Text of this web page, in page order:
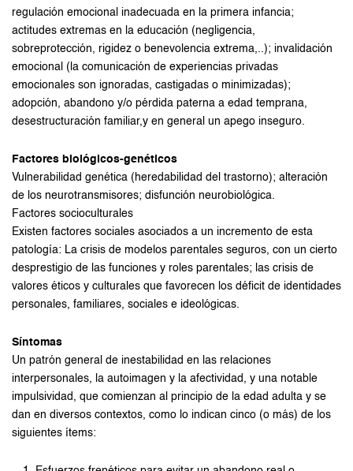
regulación emocional inadecuada en la primera infancia;
actitudes extremas en la educación (negligencia,
sobreprotección, rigidez o benevolencia extrema,..); invalidación
emocional (la comunicación de experiencias privadas
emocionales son ignoradas, castigadas o minimizadas);
adopción, abandono y/o pérdida paterna a edad temprana,
desestructuración familiar,y en general un apego inseguro.
Factores biológicos-genéticos
Vulnerabilidad genética (heredabilidad del trastorno); alteración
de los neurotransmisores; disfunción neurobiológica.
Factores socioculturales
Existen factores sociales asociados a un incremento de esta
patología: La crisis de modelos parentales seguros, con un cierto
desprestigio de las funciones y roles parentales; las crisis de
valores éticos y culturales que favorecen los déficit de identidades
personales, familiares, sociales e ideológicas.
Síntomas
Un patrón general de inestabilidad en las relaciones
interpersonales, la autoimagen y la afectividad, y una notable
impulsividad, que comienzan al principio de la edad adulta y se
dan en diversos contextos, como lo indican cinco (o más) de los
siguientes ítems: